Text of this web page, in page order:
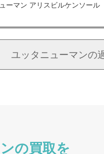
ーマン アリスビルケンソール
ユッタニューマンの
の買取を